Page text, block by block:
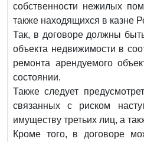
собственности нежилых
также находящихся в казне
Так, в договоре должны
объекта недвижимости в
ремонта арендуемого
состоянии.
Также следует
связанных с риском
имуществу третьих лиц, а
Кроме того, в договоре